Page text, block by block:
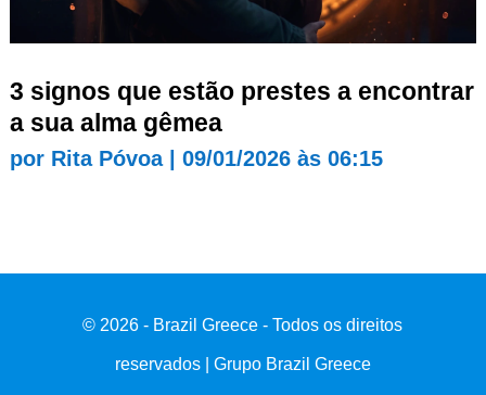
3 signos que estão prestes a encontrar
a sua alma gêmea
por Rita Póvoa| 09/01/2026 às 06:15
© 2026 - Brazil Greece - Todos os direitos
reservados | Grupo Brazil Greece